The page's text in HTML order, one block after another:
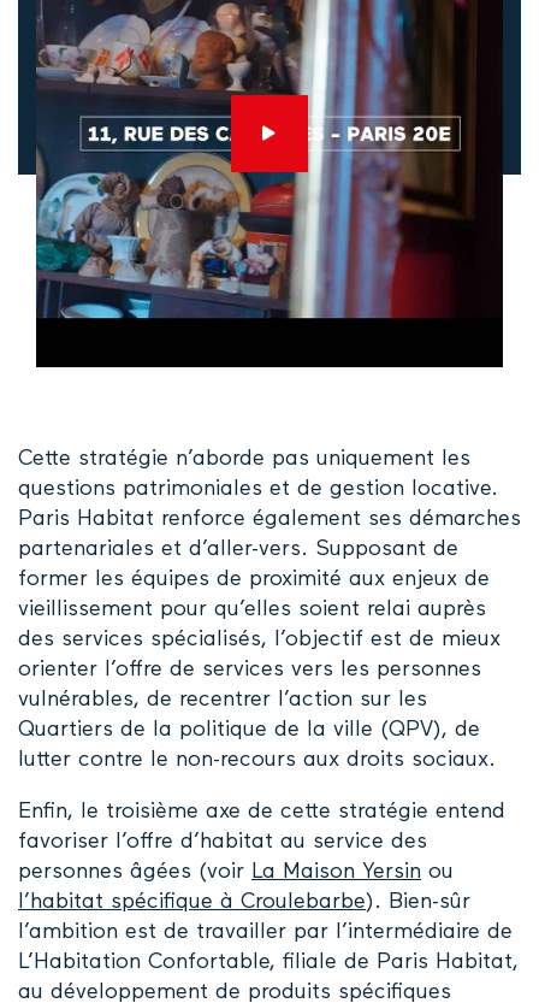
Cette stratégie n’aborde pas uniquement les
questions patrimoniales et de gestion locative.
Paris Habitat renforce également ses démarches
partenariales et d’aller-vers. Supposant de
former les équipes de proximité aux enjeux de
vieillissement pour qu’elles soient relai auprès
des services spécialisés, l’objectif est de mieux
orienter l’offre de services vers les personnes
vulnérables, de recentrer l’action sur les
Quartiers de la politique de la ville (QPV), de
lutter contre le non-recours aux droits sociaux.
Enfin, le troisième axe de cette stratégie entend
favoriser l’offre d’habitat au service des
personnes âgées (voir La Maison Yersin ou
l’habitat spécifique à Croulebarbe). Bien-sûr
l’ambition est de travailler par l’intermédiaire de
L’Habitation Confortable, filiale de Paris Habitat,
au développement de produits spécifiques